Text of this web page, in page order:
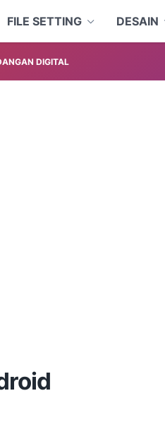
FILE SETTING DESAIN
DIGITAL